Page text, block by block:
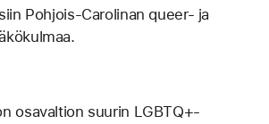
Pohjois-Carolinan queer- ja
osavaltion suurin LGBTQ+-